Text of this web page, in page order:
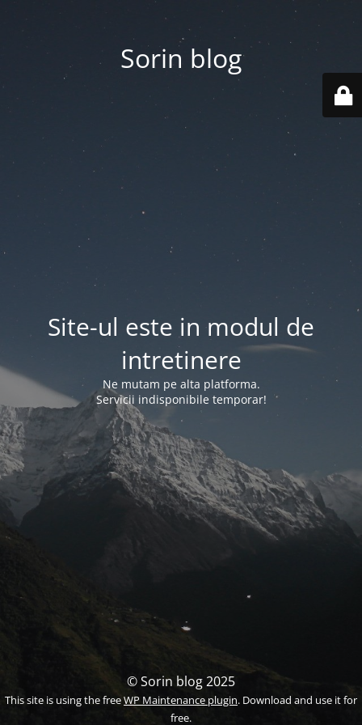
Sorin blog
Site-ul este in modul de
intretinere
Ne mutam pe alta platforma.
Servicii indisponibile temporar!
© Sorin blog 2025
This site is using the freeWP Maintenance plugin. Download and use it for
free.